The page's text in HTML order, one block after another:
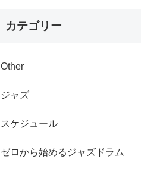
カテゴリー
Other
ジャズ
スケジュール
ゼロから始めるジャズドラム